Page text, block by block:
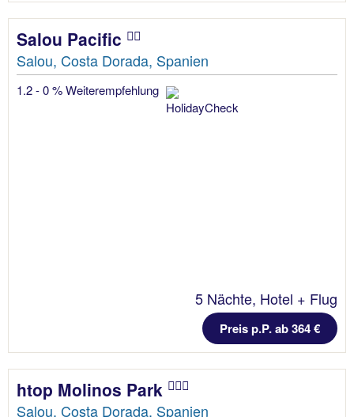
Salou Pacific
Salou, Costa Dorada, Spanien
1.2 - 0 % Weiterempfehlung
5 Nächte, Hotel + Flug
Preis p.P. ab 364 €
htop Molinos Park
Salou, Costa Dorada, Spanien